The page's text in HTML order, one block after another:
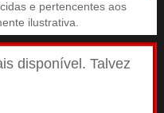
e pertencentes aos
ilustrativa.
disponível. Talvez